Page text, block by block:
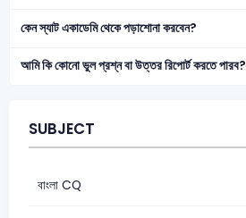
কেন স্যাট একাডেমি থেকে পড়াশোনা করবেন?
আমি কি কোনো ভুল প্রশ্ন বা উত্তর রিপোর্ট করতে পারব?
SUBJECT
বাংলা CQ